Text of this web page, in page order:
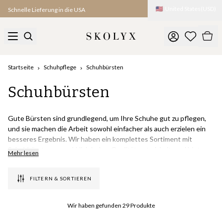
Schnelle Lieferung in die USA 🇺🇸
Startseite Schuhpflege Schuhbürsten
Schuhbürsten
Gute Bürsten sind grundlegend, um Ihre Schuhe gut zu pflegen,
und sie machen die Arbeit sowohl einfacher als auch erzielen ein
besseres Ergebnis. Wir haben ein komplettes Sortiment mit
Schuhbürsten von wirklich hoher Qualität entwickelt, und bieten
und so weiter, wir haben alles, was Sie brauchen.
Alle unsere Bürsten werden im europäischen Zentrum der
Mehr lesen
FILTERN & SORTIEREN
Wir haben gefunden 29Produkte